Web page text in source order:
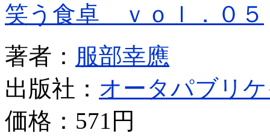
笑う食卓 ｖｏｌ．０５
著者： 服部幸應
出版社： オータパブリ
価格： 571円